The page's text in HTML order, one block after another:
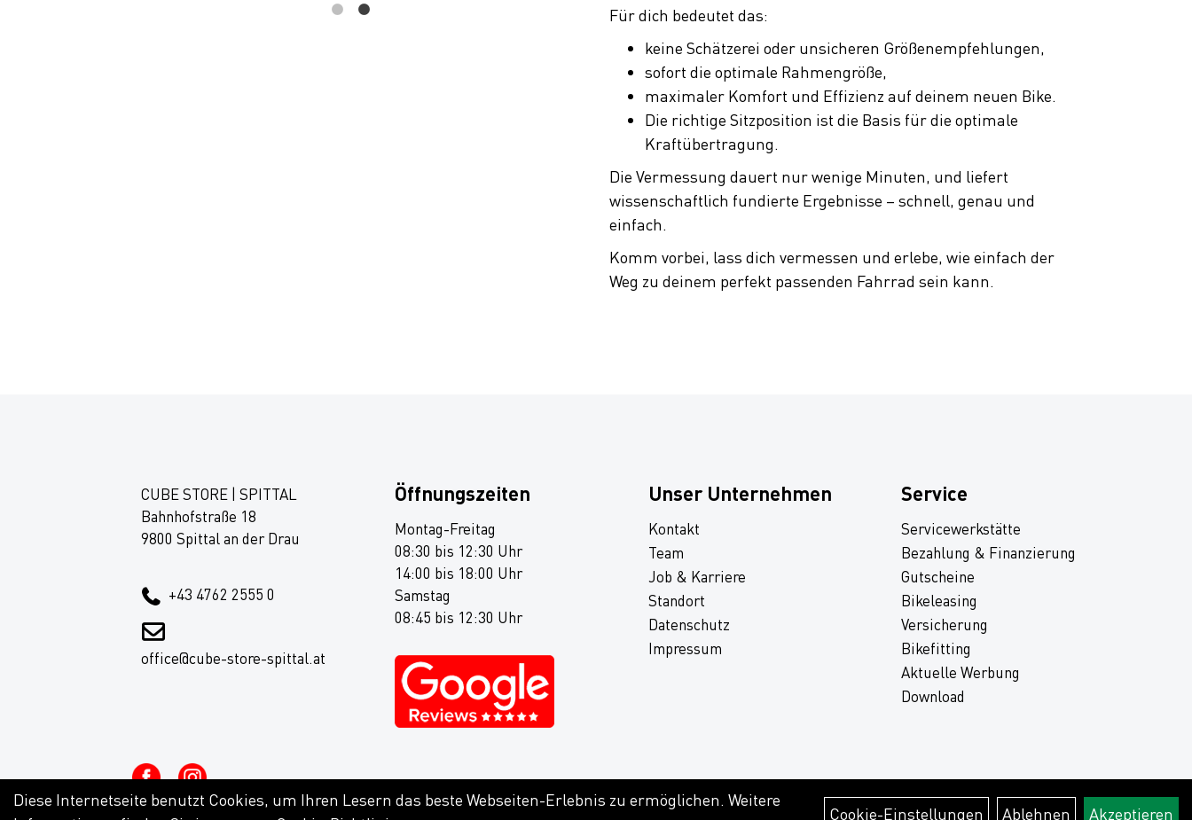
Für dich bedeutet das:
keine Schätzerei oder unsicheren Größenempfehlungen,
sofort die optimale Rahmengröße,
maximaler Komfort und Effizienz auf deinem neuen Bike.
Die richtige Sitzposition ist die Basis für die optimale
Kraftübertragung.
Die Vermessung dauert nur wenige Minuten, und liefert
wissenschaftlich fundierte Ergebnisse – schnell, genau und
einfach.
Komm vorbei, lass dich vermessen und erlebe, wie einfach der
Weg zu deinem perfekt passenden Fahrrad sein kann.
CUBE STORE | SPITTAL
Bahnhofstraße 18
9800 Spittal an der Drau
+43 4762 2555 0
office@cube-store-spittal.at
Öffnungszeiten
Montag-Freitag
08:30 bis 12:30 Uhr
14:00 bis 18:00 Uhr
Samstag
08:45 bis 12:30 Uhr
Unser Unternehmen
Kontakt
Team
Job & Karriere
Standort
Datenschutz
Impressum
Service
Servicewerkstätte
Bezahlung & Finanzierung
Gutscheine
Bikeleasing
Versicherung
Bikefitting
Aktuelle Werbung
Download
Diese Internetseite benutzt Cookies, um Ihren Lesern das beste Webseiten-Erlebnis zu ermöglichen. Weitere
Cookie-Einstellungen Ablehnen Akzeptieren